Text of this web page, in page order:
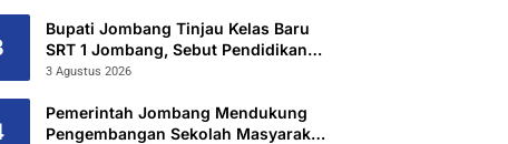
Bupati Jombang Tinjau Kelas Baru
SRT 1 Jombang, Sebut Pendidikan
Gratis Beri Harapan Baru
3 Agustus 2026
Pemerintah Jombang Mendukung
Pengembangan Sekolah Masyarakat